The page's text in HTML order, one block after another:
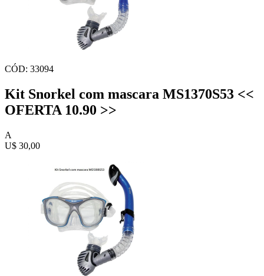
CÓD: 33094
Kit Snorkel com mascara MS1370S53 <<
OFERTA 10.90 >>
A
U$ 30,00